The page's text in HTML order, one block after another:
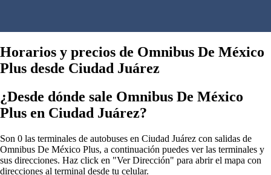
Horarios y precios de Omnibus De México
Plus desde Ciudad Juárez
¿Desde dónde sale Omnibus De México
Plus en Ciudad Juárez?
Son 0 las terminales de autobuses en Ciudad Juárez con salidas de
Omnibus De México Plus, a continuación puedes ver las terminales y
sus direcciones. Haz click en "Ver Dirección" para abrir el mapa con
direcciones al terminal desde tu celular.